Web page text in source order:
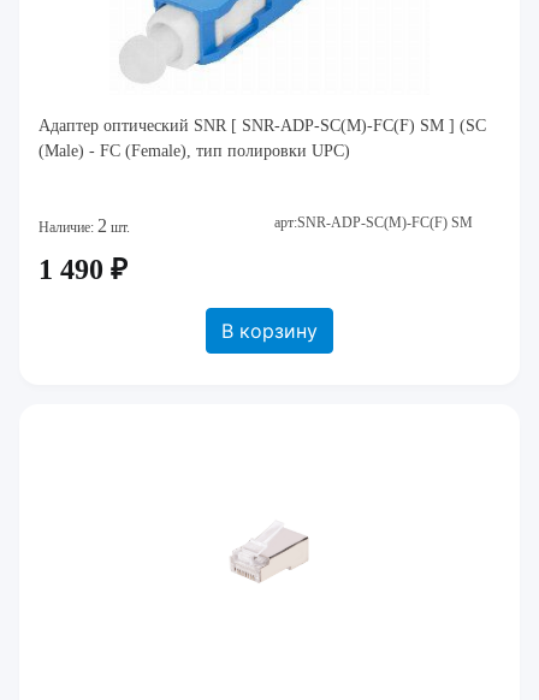
Адаптер оптический SNR [ SNR-ADP-SC(M)-FC(F) SM ] (SC
(Male) - FC (Female), тип полировки UPC)
Наличие: 2 шт. арт:SNR-ADP-SC(M)-FC(F) SM
1 490 ₽
В корзину